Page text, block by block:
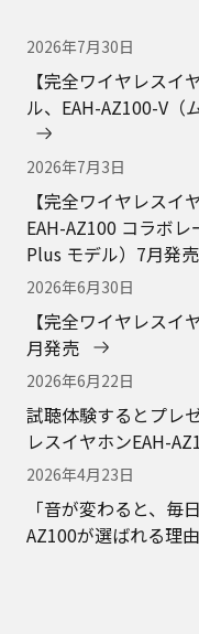
2026年7月30日
【完全ワイヤレス
ル、EAH-AZ100-V（
2026年7月3日
【完全ワイヤレス
EAH-AZ100 コラボ
Plus モデル）7月発売
2026年6月30日
【完全ワイヤレス
月発売
2026年6月22日
試聴体験するとプレ
レスイヤホンEAH-
2026年4月23日
「音が変わると、毎
AZ100が選ばれる理